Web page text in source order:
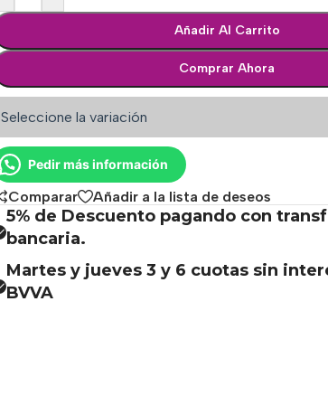
Añadir Al Carrito
Comprar Ahora
Seleccione la variación
Pedir más información
Comparar Añadir a la lista de deseos
5% de Descuento pagando con
bancaria.
Martes y jueves 3 y 6 cuotas sin
BVVA